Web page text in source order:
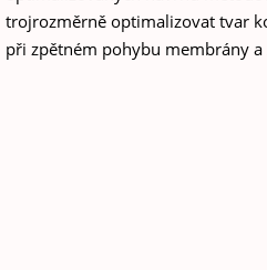
trojrozměrně optimalizovat tvar
při zpětném pohybu membrány